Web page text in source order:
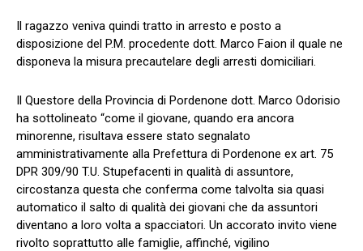
Il ragazzo veniva quindi tratto in arresto e posto a
disposizione del P.M. procedente dott. Marco Faion il quale ne
disponeva la misura precautelare degli arresti domiciliari.
Il Questore della Provincia di Pordenone dott. Marco Odorisio
ha sottolineato “come il giovane, quando era ancora
minorenne, risultava essere stato segnalato
amministrativamente alla Prefettura di Pordenone ex art. 75
DPR 309/90 T.U. Stupefacenti in qualità di assuntore,
circostanza questa che conferma come talvolta sia quasi
automatico il salto di qualità dei giovani che da assuntori
diventano a loro volta a spacciatori. Un accorato invito viene
rivolto soprattutto alle famiglie, affinché, vigilino